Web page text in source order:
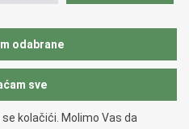
odabrane
sve
kolačići. Molimo Vas da